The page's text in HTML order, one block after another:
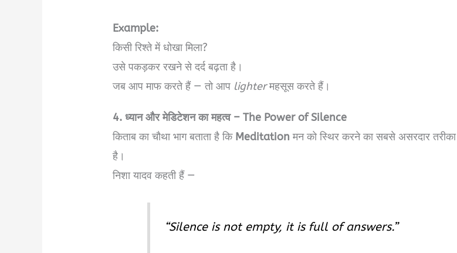
Example:
किसी रिश्ते में धोखा मिला?
उसे पकड़कर रखने से दर्द बढ़ता है।
जब आप माफ करते हैं — तो आप lighterमहसूस करते हैं।
4. ध्यान और मेडिटेशन का महत्व – The Power of Silence
किताब का चौथा भाग बताता है कि Meditation मन को स्थिर करने का सबसे असरदार तरीका
है।
निशा यादव कहती हैं —
“Silence is not empty, it is full of answers.”